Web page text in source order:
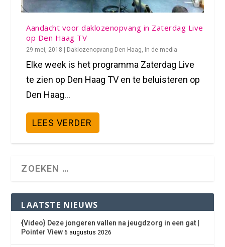
Aandacht voor daklozenopvang in Zaterdag Live
op Den Haag TV
29 mei, 2018 | Daklozenopvang Den Haag In de media
Elke week is het programma Zaterdag Live
te zien op Den Haag TV en te beluisteren op
Den Haag...
LEES VERDER
LAATSTE NIEUWS
{Video} Deze jongeren vallen na jeugdzorg in een gat |
Pointer View 6 augustus 2026